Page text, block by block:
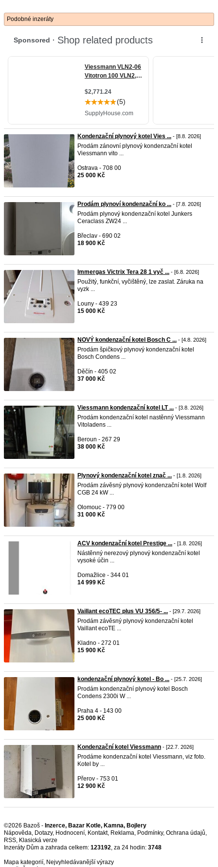
Podobné inzeráty
Kondenzační plynový kotel Vies ... - [8.8. 2026]
Prodám zánovní plynový kondenzační kotel
Viessmann vito ...
Ostrava - 708 00
25 000 Kč
Prodám plynoví kondenzační ko ... - [7.8. 2026]
Prodám plynový kondenzační kotel Junkers
Ceraclass ZW24 ...
Břeclav - 690 02
18 900 Kč
Immergas Victrix Tera 28 1 vyč ... - [6.8. 2026]
Použitý, funkční, vyčištěný, lze zaslat. Záruka na
vyzk ...
Louny - 439 23
15 000 Kč
NOVÝ kondenzační kotel Bosch C ... - [4.8. 2026]
Prodám špičkový plynový kondenzační kotel
Bosch Condens ...
Děčín - 405 02
37 000 Kč
Viessmann kondenzační kotel LT ... - [3.8. 2026]
Prodám kondenzační kotel nastěnný Viessmann
Vitoladens ...
Beroun - 267 29
38 000 Kč
Plynový kondenzační kotel znač ... - [1.8. 2026]
Prodám závěsný plynový kondenzační kotel Wolf
CGB 24 kW ...
Olomouc - 779 00
31 000 Kč
ACV kondenzační kotel Prestige ... - [1.8. 2026]
Nástěnný nerezový plynový kondenzační kotel
vysoké účin ...
Domažlice - 344 01
14 999 Kč
Vaillant ecoTEC plus VU 356/5- ... - [29.7. 2026]
Prodám závěsný plynový kondenzační kotel
Vaillant ecoTE ...
Kladno - 272 01
15 900 Kč
kondenzační plynový kotel - Bo ... - [25.7. 2026]
Prodám kondenzační plynový kotel Bosch
Condens 2300i W ...
Praha 4 - 143 00
25 000 Kč
Kondenzační kotel Viessmann - [22.7. 2026]
Prodáme kondenzační kotel Viessmann, viz foto.
Kotel by ...
Přerov - 753 01
12 900 Kč
©2026 Bazoš - Inzerce, Bazar Kotle, Kamna, Bojlery
Nápověda Dotazy, Hodnocení Kontakt, Reklama Podmínky, Ochrana údajů
RSS
Inzeráty Dům a zahrada celkem: 123192 , za 24 hodin: 3748
Mapa kategorií Nejvyhledávanější výrazy